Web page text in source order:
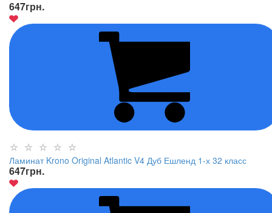
647грн.
Ламинат Krono Original Atlantic V4 Дуб Ешленд 1-х 32 класс
647грн.